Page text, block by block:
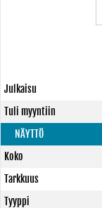
Julkaisu
Tuli myyntiin
NÄYTTÖ
Koko
Tarkkuus
Tyyppi